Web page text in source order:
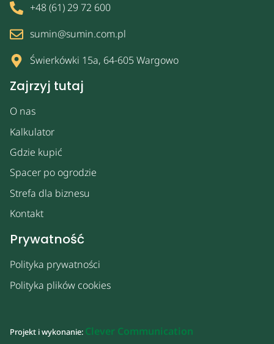
Zajrzyj tutaj
O nas
Kalkulator
Gdzie kupić
Spacer po ogrodzie
Strefa dla biznesu
Kontakt
Prywatność
Polityka prywatności
Polityka plików cookies
+48 (61) 29 72 600
sumin@sumin.com.pl
Świerkówki 15a, 64-605 Wargowo
Projekt i wykonanie: Clever Communication